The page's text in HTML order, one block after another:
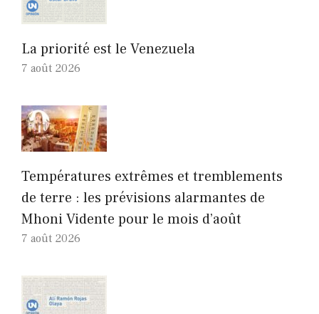
La priorité est le Venezuela
7 août 2026
Températures extrêmes et tremblements
de terre : les prévisions alarmantes de
Mhoni Vidente pour le mois d’août
7 août 2026